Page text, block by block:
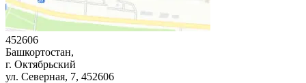
452606
Башкортостан,
г. Октябрьский
ул. Северная, 7, 452606